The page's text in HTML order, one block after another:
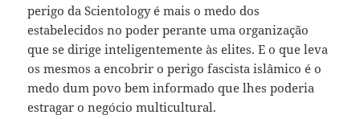
perigo da Scientology é mais o medo dos
estabelecidos no poder perante uma organização
que se dirige inteligentemente às elites. E o que leva
os mesmos a encobrir o perigo fascista islâmico é o
medo dum povo bem informado que lhes poderia
estragar o negócio multicultural.